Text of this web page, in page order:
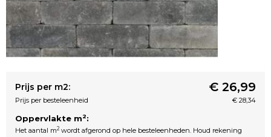
Prijs per m2: € 26,99
Prijs per besteleenheid € 28,34
Oppervlakte m2:
Het aantal m2 wordt afgerond op hele besteleenheden. Houd rekening